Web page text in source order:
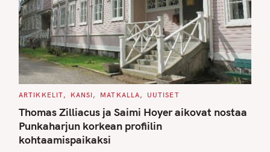
C
T
E
G
O
R
I
ARTIKKELIT KANSI MATKALLA UUTISET
Thomas Zilliacus ja Saimi Hoyer aikovat nostaa
Punkaharjun korkean profiilin
kohtaamispaikaksi